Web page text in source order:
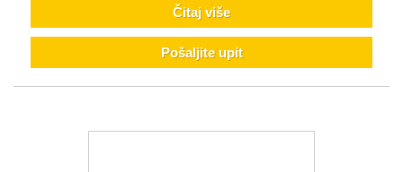
Čitaj više
Pošaljite upit